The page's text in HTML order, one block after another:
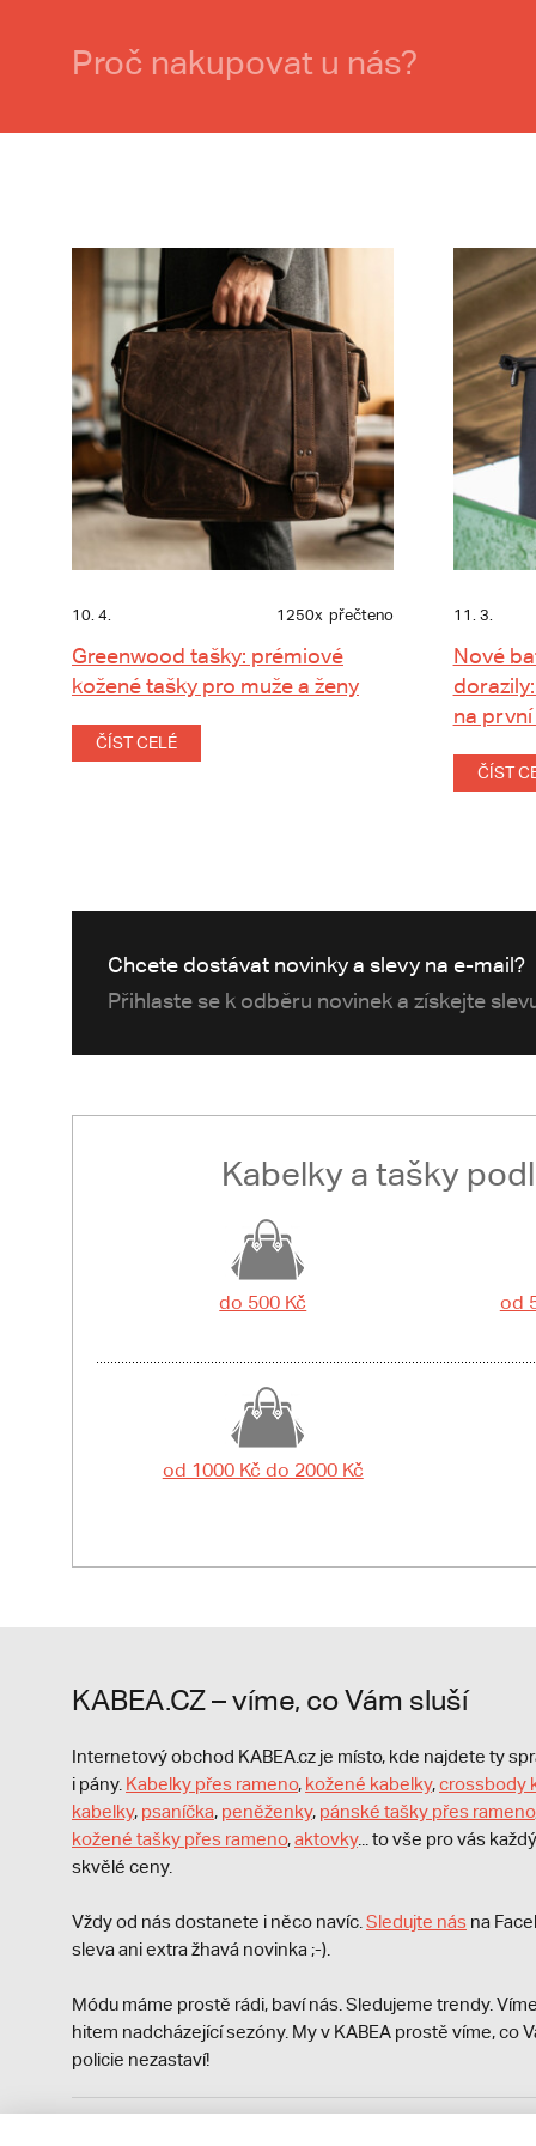
Proč nakupovat u nás?
10. 4. 1250x přečteno
Greenwood tašky: prémiové
kožené tašky pro muže a ženy
ČÍST CELÉ
11. 3.
Nové
na
ČÍST
Chcete dostávat novinky a slevy na e-mail?
Přihlaste se k odběru novinek a získejte
Kabelky a tašky
do 500 Kč od
od 1000 Kč do 2000 Kč
KABEA.CZ – víme, co Vám sluší
Internetový obchod KABEA.cz je místo, kde najdete ty
i pány. Kabelky přes rameno, kožené kabelky,crossbody
kabelky, psaníčka, peněženky, pánské tašky přes rameno
kožené tašky přes rameno,aktovky... to vše pro vás
skvělé ceny.
Vždy od nás dostanete i něco navíc. Sledujte nás na
sleva ani extra žhavá novinka ;-).
Módu máme prostě rádi, baví nás. Sledujeme trendy.
hitem nadcházející sezóny. My v KABEA prostě víme, co
policie nezastaví!